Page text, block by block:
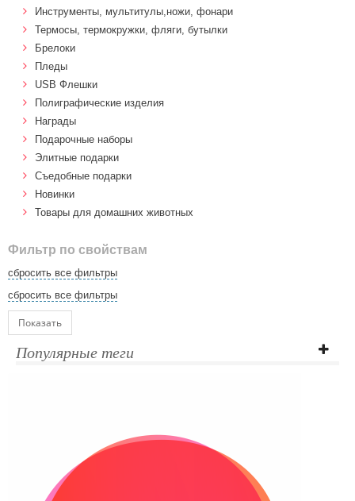
Инструменты, мультитулы,ножи, фонари
Термосы, термокружки, фляги, бутылки
Брелоки
Пледы
USB Флешки
Полиграфические изделия
Награды
Подарочные наборы
Элитные подарки
Cъедобные подарки
Новинки
Товары для домашних животных
Фильтр по свойствам
сбросить все фильтры
сбросить все фильтры
Показать
Популярные теги